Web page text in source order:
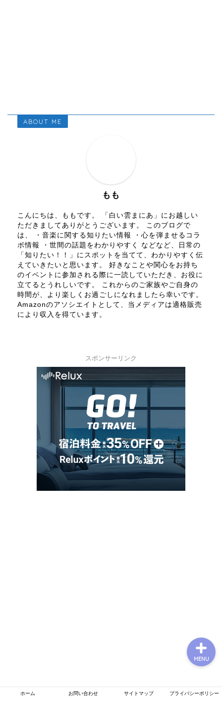
ABOUT ME
もも
こんにちは、ももです。 「白い雲まにあ」にお越しい
ただきましてありがとうございます。 このブログで
は、 ・音楽に関する知りたい情報 ・心を弾ませるコラ
ボ情報 ・世間の話題をわかりやすく などなど、日常の
「知りたい！！」にスポットを当てて、わかりやすく伝
えていきたいと思います。 好きなことや関心をお持ち
のイベントに参加される際に一読していただき、お役に
立てるとうれしいです。 これからのご家族やご自身の
時間が、より楽しくお過ごしになれましたら幸いです。
Amazonのアソシエイトとして、当メディアは適格販売
により収入を得ています。
スポンサーリンク
ホーム お問い合わせ サイトマップ プライバシーポリシー
MENU